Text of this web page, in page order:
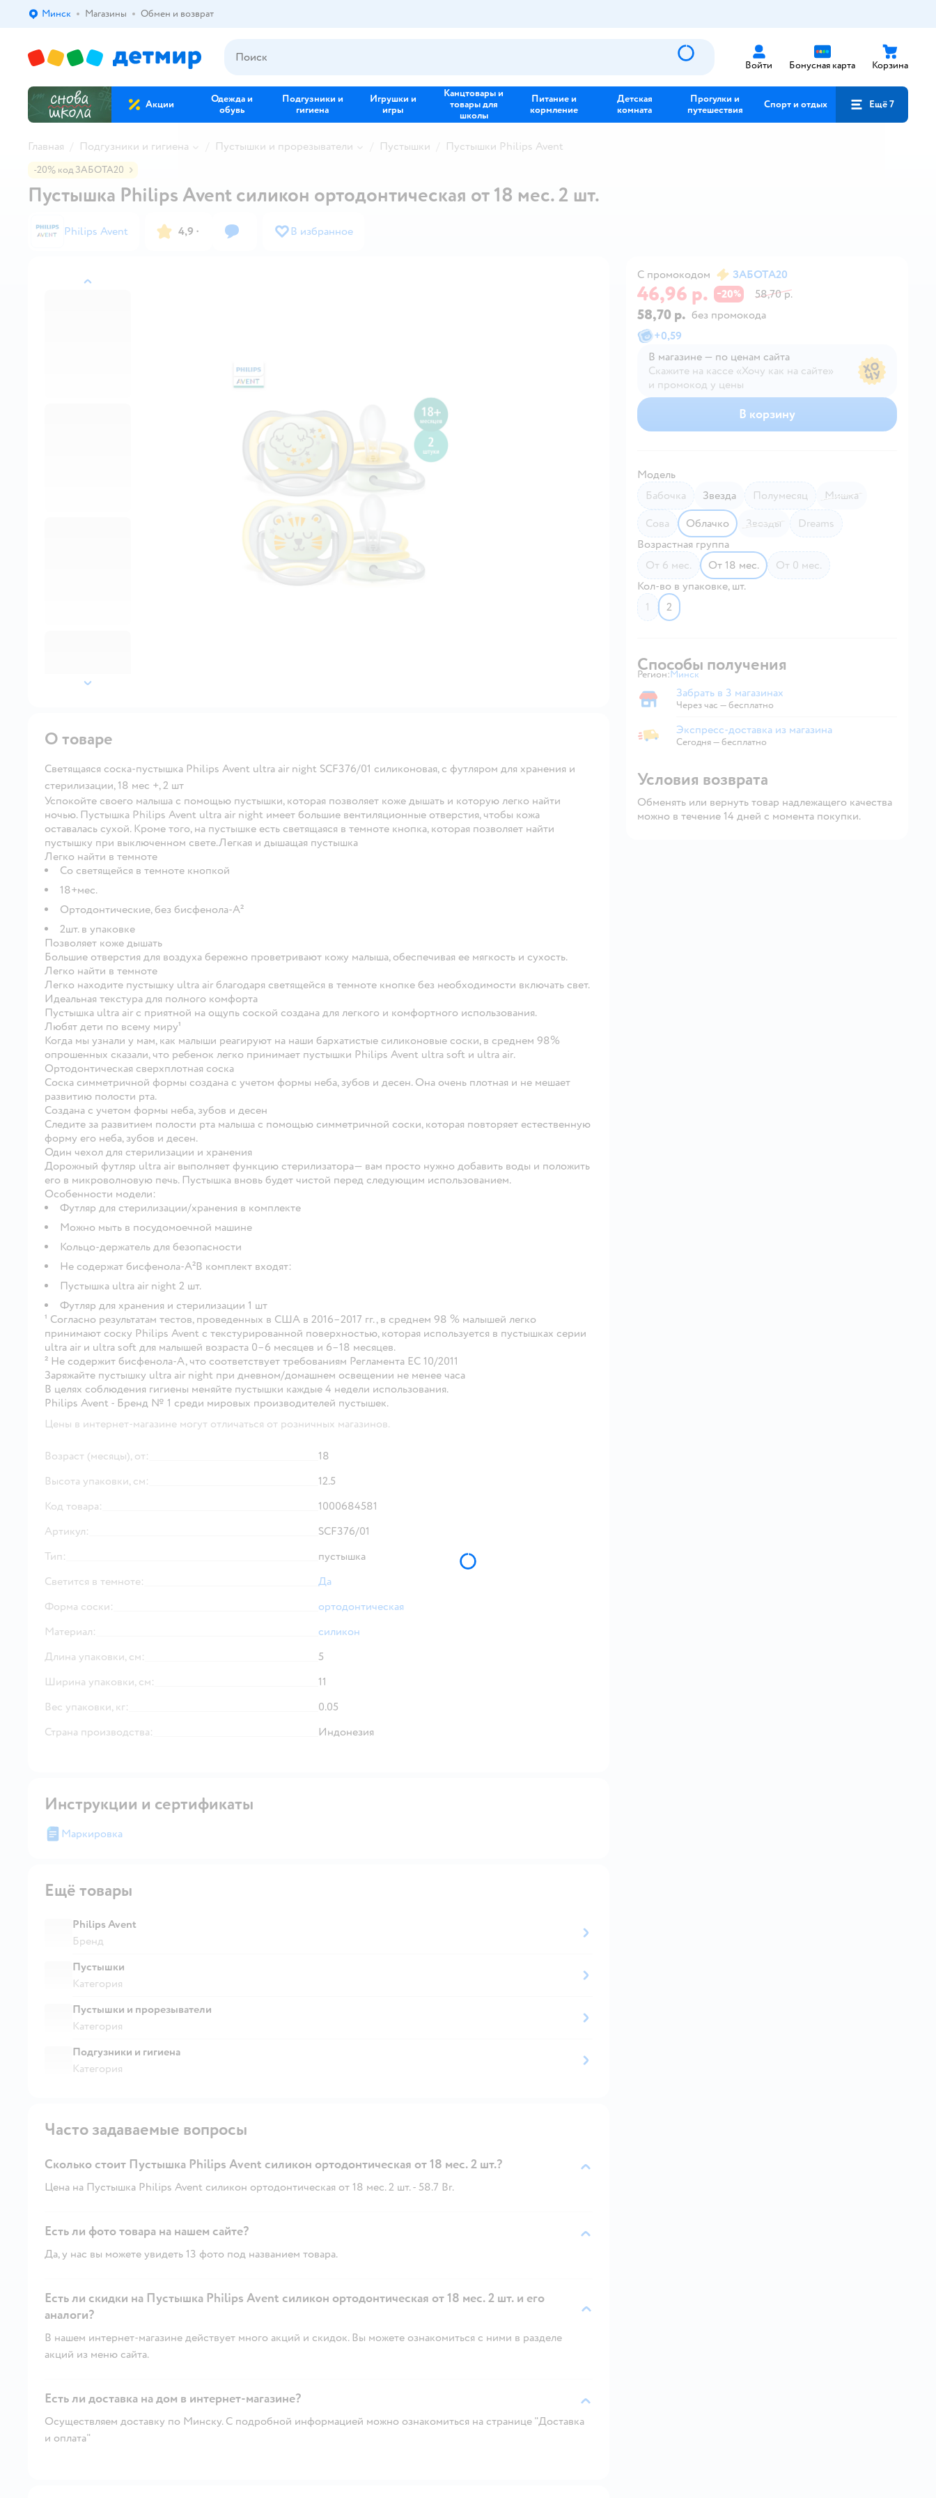
Выбор адреса доставки.
Минск Магазины Обмен и возврат
Войти Бонусная карта Корзина
Акции
Одежда и
обувь
Подгузники и
гигиена
Игрушки и
игры
Канцтовары и
товары для
школы
Питание и
кормление
Детская
комната
Прогулки и
путешествия
Спорт и отдых Ещё 7
Главная Подгузники и гигиена Пустышки и прорезыватели Пустышки Пустышки Philips Avent
назад
далее
-20% код ЗАБОТА20
Пустышка Philips Avent силикон ортодонтическая от 18 мес. 2 шт.
Philips Avent 4,9 · В избранное
С промокодом ЗАБОТА20
46,96 р. −20% 58,70 р.
58,70 р. без промокода
+0,59
В магазине — по ценам сайта
Скажите на кассе «Хочу как на сайте»
и промокод у цены
В магазине — по ценам сайта
В корзину
Модель
Бабочка
Звезда Полумесяц
Мишка
Сова
Облачко Звезды
Dreams
Возрастная группа
от 6 мес.
от 18 мес.
от 0 мес.
Кол-во в упаковке, шт.
1
2
Способы получения
Регион: Выбор адреса доставки.
Минск
Забрать в магазине
Забрать в 3 магазинах
Через час — бесплатно
Экспресс-доставка из магазина
Экспресс-доставка из магазина
Сегодня—бесплатно
Условия возврата
Обменять или вернуть товар надлежащего качества
можно в течение 14 дней с момента покупки.
О товаре
Светящаяся соска-пустышка Philips Avent ultra air night SCF376/01 силиконовая, с футляром для хранения и
стерилизации, 18 мес +, 2 шт
Успокойте своего малыша с помощью пустышки, которая позволяет коже дышать и которую легко найти
ночью. Пустышка Philips Avent ultra air night имеет большие вентиляционные отверстия, чтобы кожа
оставалась сухой. Кроме того, на пустышке есть светящаяся в темноте кнопка, которая позволяет найти
пустышку при выключенном свете.Легкая и дышащая пустышка
Легко найти в темноте
Со светящейся в темноте кнопкой
18+мес.
Ортодонтические, без бисфенола-А²
2шт. в упаковке
Позволяет коже дышать
Большие отверстия для воздуха бережно проветривают кожу малыша, обеспечивая ее мягкость и сухость.
Легко найти в темноте
Легко находите пустышку ultra air благодаря светящейся в темноте кнопке без необходимости включать свет.
Идеальная текстура для полного комфорта
Пустышка ultra air с приятной на ощупь соской создана для легкого и комфортного использования.
Любят дети по всему миру¹
Когда мы узнали у мам, как малыши реагируют на наши бархатистые силиконовые соски, в среднем 98%
опрошенных сказали, что ребенок легко принимает пустышки Philips Avent ultra soft и ultra air.
Ортодонтическая сверхплотная соска
Соска симметричной формы создана с учетом формы неба, зубов и десен. Она очень плотная и не мешает
развитию полости рта.
Создана с учетом формы неба, зубов и десен
Следите за развитием полости рта малыша с помощью симметричной соски, которая повторяет естественную
форму его неба, зубов и десен.
Один чехол для стерилизации и хранения
Дорожный футляр ultra air выполняет функцию стерилизатора— вам просто нужно добавить воды и положить
его в микроволновую печь. Пустышка вновь будет чистой перед следующим использованием.
Особенности модели:
Футляр для стерилизации/хранения в комплекте
Можно мыть в посудомоечной машине
Кольцо-держатель для безопасности
Не содержат бисфенола-А²В комплект входят:
Пустышка ultra air night 2 шт.
Футляр для хранения и стерилизации 1 шт
¹ Согласно результатам тестов, проведенных в США в 2016–2017 гг., в среднем 98 % малышей легко
принимают соску Philips Avent с текстурированной поверхностью, которая используется в пустышках серии
ultra air и ultra soft для малышей возраста 0–6 месяцев и 6–18 месяцев.
² Не содержит бисфенола-А, что соответствует требованиям Регламента ЕС 10/2011
Заряжайте пустышку ultra air night при дневном/домашнем освещении не менее часа
В целях соблюдения гигиены меняйте пустышки каждые 4 недели использования.
Philips Avent - Бренд № 1 среди мировых производителей пустышек.
Цены в интернет-магазине могут отличаться от розничных магазинов.
Возраст (месяцы), от:
18
Высота упаковки, см:
12.5
Код товара:
1000684581
Артикул:
SCF376/01
Тип:
пустышка
Светится в темноте:
Да
Форма соски:
ортодонтическая
Материал:
силикон
Длина упаковки, см:
5
Ширина упаковки, см:
11
Вес упаковки, кг:
0.05
Страна производства:
Индонезия
Инструкции и сертификаты
Маркировка
Ещё товары
Philips Avent
Бренд
Пустышки
Категория
Пустышки и прорезыватели
Категория
Подгузники и гигиена
Категория
Часто задаваемые вопросы
Сколько стоит Пустышка Philips Avent силикон ортодонтическая от 18 мес. 2 шт.?
Цена на Пустышка Philips Avent силикон ортодонтическая от 18 мес. 2 шт. - 58.7 Br.
Есть ли фото товара на нашем сайте?
Да, у нас вы можете увидеть 13 фото под названием товара.
Есть ли скидки на Пустышка Philips Avent силикон ортодонтическая от 18 мес. 2 шт. и его
аналоги?
В нашем интернет-магазине действует много акций и скидок. Вы можете ознакомиться с ними в разделе
акций из меню сайта.
Есть ли доставка на дом в интернет-магазине?
Осуществляем доставку по Минску. С подробной информацией можно ознакомиться на странице "Доставка
и оплата"